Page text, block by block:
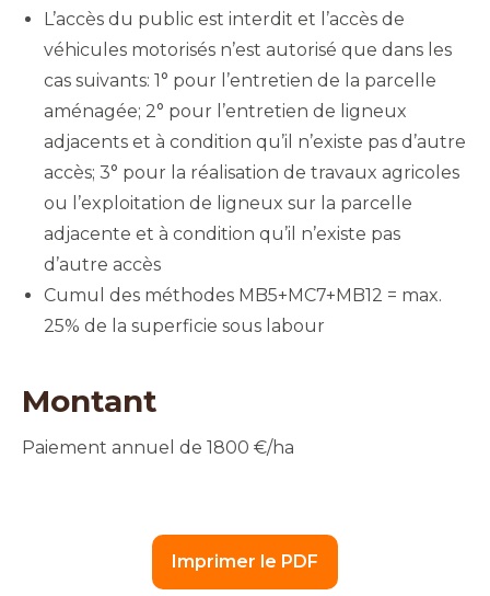
L’accès du public est interdit et l’accès de
véhicules motorisés n’est autorisé que dans les
cas suivants: 1° pour l’entretien de la parcelle
aménagée; 2° pour l’entretien de ligneux
adjacents et à condition qu’il n’existe pas d’autre
accès; 3° pour la réalisation de travaux agricoles
ou l’exploitation de ligneux sur la parcelle
adjacente et à condition qu’il n’existe pas
d’autre accès
Cumul des méthodes MB5+MC7+MB12 = max.
25% de la superficie sous labour
Montant
Paiement annuel de 1800 €/ha